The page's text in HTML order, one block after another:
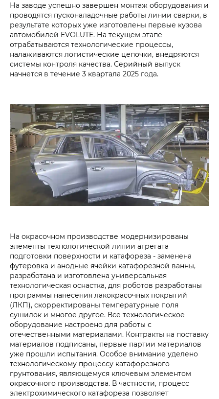
На заводе успешно завершен монтаж оборудования и
проводятся пусконаладочные работы линии сварки, в
результате которых уже изготовлены первые кузова
автомобилей EVOLUTE. На текущем этапе
отрабатываются технологические процессы,
налаживаются логистические цепочки, внедряются
системы контроля качества. Серийный выпуск
начнется в течение 3 квартала 2025 года.
На окрасочном производстве модернизированы
элементы технологической линии агрегата
подготовки поверхности и катафореза - заменена
футеровка и анодные ячейки катафорезной ванны,
разработана и изготовлена универсальная
технологическая оснастка, для роботов разработаны
программы нанесения лакокрасочных покрытий
(ЛКП), скорректированы температурные поля
сушилок и многое другое. Все технологическое
оборудование настроено для работы с
отечественными материалами. Контракты на поставку
материалов подписаны, первые партии материалов
уже прошли испытания. Особое внимание уделено
технологическому процессу катафорезного
грунтования, являющемуся ключевым элементом
окрасочного производства. В частности, процесс
электрохимического катафореза позволяет